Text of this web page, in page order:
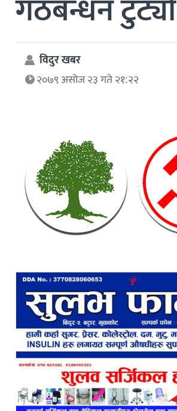
गठबन्धन टुट्यो
विदुर खबर
२०७९ असोज २३ गते २१:२२